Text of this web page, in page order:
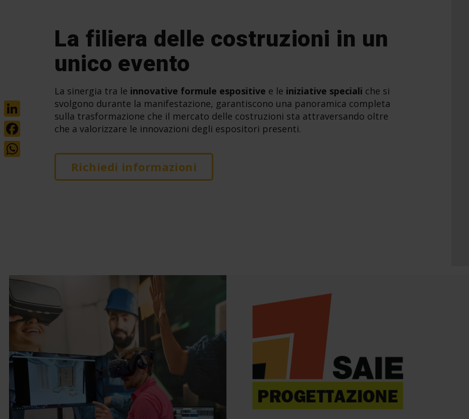
La filiera delle costruzioni in un
unico evento
La sinergia tra le innovative formule espositive e le iniziative speciali che si
svolgono durante la manifestazione, garantiscono una panoramica completa
sulla trasformazione che il mercato delle costruzioni sta attraversando oltre
che a valorizzare le innovazioni degli espositori presenti.
Richiedi informazioni
LinkedIn
Facebook